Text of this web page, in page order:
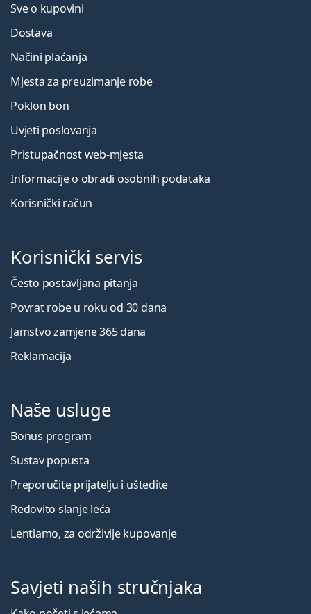
Sve o kupovini
Dostava
Načini plaćanja
Mjesta za preuzimanje robe
Poklon bon
Uvjeti poslovanja
Pristupačnost web-mjesta
Informacije o obradi osobnih podataka
Korisnički račun
Korisnički servis
Često postavljana pitanja
Povrat robe u roku od 30 dana
Jamstvo zamjene 365 dana
Reklamacija
Naše usluge
Bonus program
Sustav popusta
Preporučite prijatelju i uštedite
Redovito slanje leća
Lentiamo, za održivije kupovanje
Savjeti naših stručnjaka